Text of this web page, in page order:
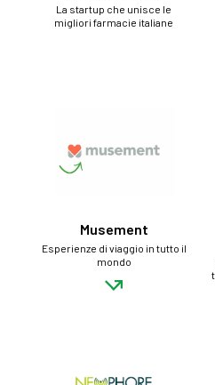
La startup che unisce le
migliori farmacie italiane
Musement
Esperienze di viaggio in tutto il
mondo